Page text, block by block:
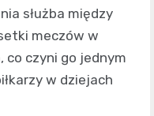
służba między
meczów w
co czyni go jednym
w dziejach